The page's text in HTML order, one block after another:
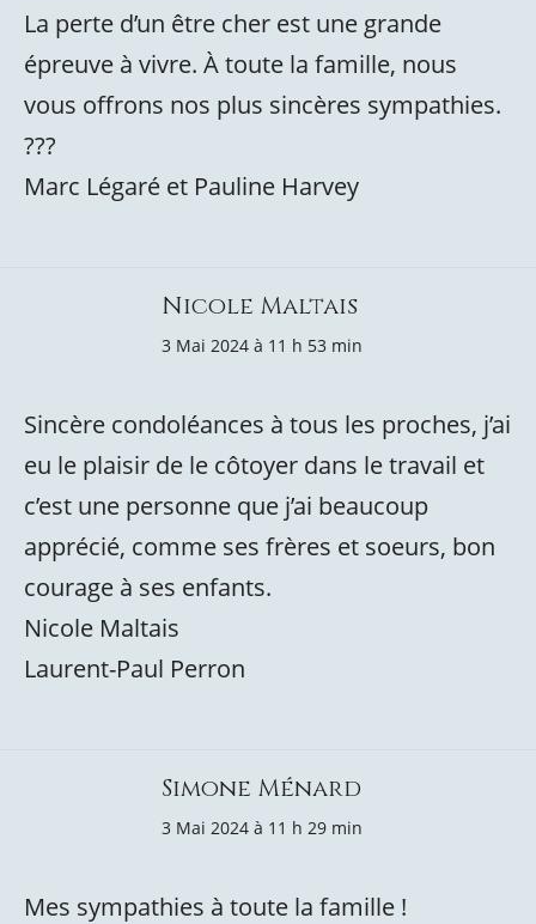
La perte d’un être cher est une grande
épreuve à vivre. À toute la famille, nous
vous offrons nos plus sincères sympathies.
?️?️?️
Marc Légaré et Pauline Harvey
Nicole Maltais
3 Mai 2024 à 11 h 53 min
Sincère condoléances à tous les proches, j’ai
eu le plaisir de le côtoyer dans le travail et
c’est une personne que j’ai beaucoup
apprécié, comme ses frères et soeurs, bon
courage à ses enfants.
Nicole Maltais
Laurent-Paul Perron
Simone Ménard
3 Mai 2024 à 11 h 29 min
Mes sympathies à toute la famille !